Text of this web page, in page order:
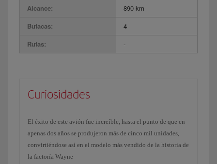
Alcance:
890 km
Butacas:
4
Rutas:
-
Curiosidades
El éxito de este avión fue increíble, hasta el punto de que en
apenas dos años se produjeron más de cinco mil unidades,
convirtiéndose así en el modelo más vendido de la historia de
la factoría Wayne